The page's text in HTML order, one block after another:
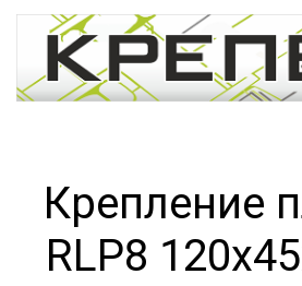
Крепление
RLP8